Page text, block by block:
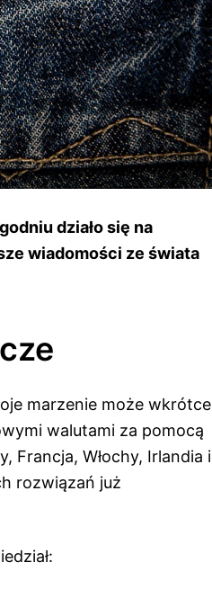
działo się na
wiadomości ze świata
marzenie może wkrótce
walutami za pomocą
Francja, Włochy, Irlandia i
rozwiązań już